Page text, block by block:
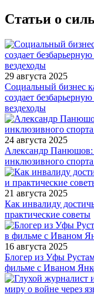
Статьи о
29 августа 2025
Социальный бизнес
создает
вездеходы
24 августа 2025
Александр
инклюзивного
21 августа 2025
Как инвалиду
практические советы
16 августа 2025
Блогер из Уфы
фильме с Иваном